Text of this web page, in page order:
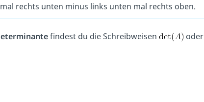
rechts unten minus links unten mal rechts oben.
findest du die Schreibweisen oder